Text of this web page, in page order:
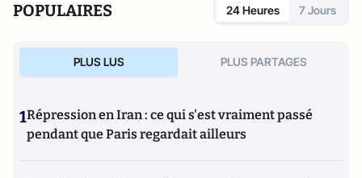
POPULAIRES 24 Heures 7 Jours
PLUS LUS PLUS PARTAGES
1Répression en Iran : ce qui s'est vraiment passé
pendant que Paris regardait ailleurs